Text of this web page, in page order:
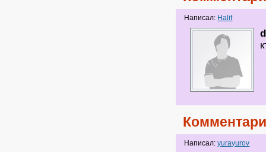
Написал: Halif
Написал:yurayurov